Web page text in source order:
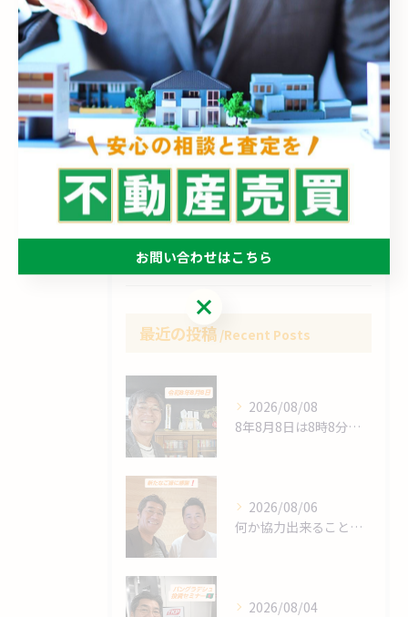
カテゴリー Categories
全てのカテゴリー
売却
売買
相続
空き家
買取
最近の投稿 Recent Posts
2026/08/08
8年8月8日は8時8分 始動❗
2026/08/06
何か協力出来ることは⁉️
2026/08/04
お問い合わせはこちら
お問い合わせはこちら